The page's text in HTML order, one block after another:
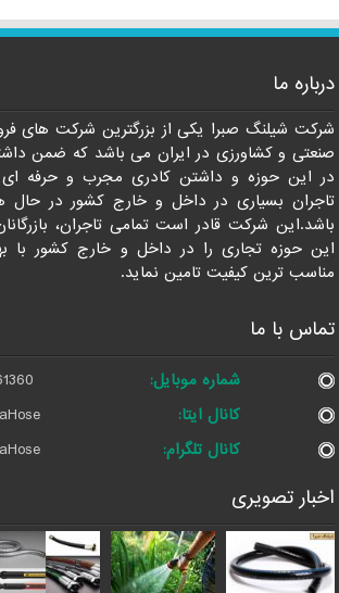
درباره ما
شرکت شیلنگ صبرا یکی از بزرگترین شرکت های
صنعتی و کشاورزی در ایران می باشد که ضمن
در این حوزه و داشتن کادری مجرب و حرفه ای
تاجران بسیاری در داخل و خارج کشور در حال
باشد.این شرکت قادر است تمامی تاجران،
این حوزه تجاری را در داخل و خارج کشور با
مناسب ترین کیفیت تامین نماید.
تماس با ما
شماره موبایل:
کانال ایتا:
کانال تلگرام:
اخبار تصویری